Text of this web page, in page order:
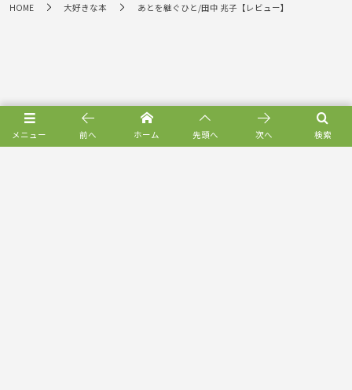
HOME 大好きな本 あとを継ぐひと/田中 兆子【レビュー】
メニュー 検索
前へ ホーム 先頭へ 次へ